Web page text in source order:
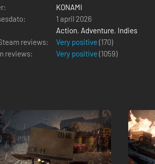
KONAMI
1 april 2026
Action, Adventure, Indies
reviews:
Very positive (170)
reviews:
Very positive (1059)